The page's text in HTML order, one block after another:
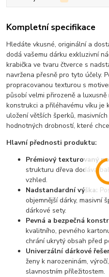
Kompletní specifikace
Hledáte vkusné, originální a
dodá vašemu dárku exkluzivní
krabička ve tvaru čtverce s
navržena přesně pro tyto účely.
propracovanou texturou s
působí velmi přirozeně a
konstrukci a přiléhavému víku je
uložení větších šperků,
hodnotných drobností, které
Hlavní přednosti produktu:
Prémiový texturovaný
strukturu dřeva dodává
vzhled.
Nadstandardní výška:
objemnější dárky, masivní
dárkové sety.
Pevná a bezpečná
kvalitního, pevného
chrání ukrytý obsah před
Univerzální dárkové
ženy k narozeninám,
slavnostním příležitostem.